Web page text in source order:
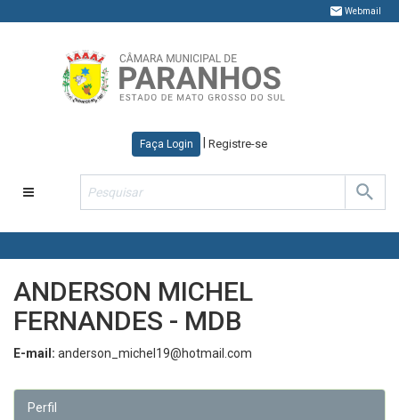
Webmail
Faça Login Registre-se
Toggle
navigation
ANDERSON MICHEL
FERNANDES - MDB
E-mail: anderson_michel19@hotmail.com
Perfil